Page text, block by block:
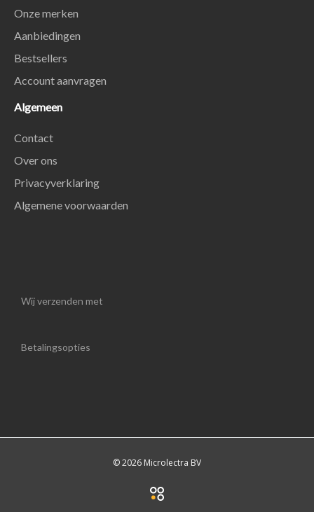
Onze merken
Aanbiedingen
Bestsellers
Account aanvragen
Algemeen
Contact
Over ons
Privacyverklaring
Algemene voorwaarden
Wij verzenden met
Betalingsopties
© 2026 Microlectra BV